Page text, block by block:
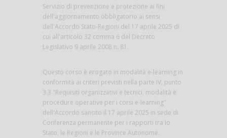
Servizio di prevenzione e protezione ai fini
dell'aggiornamento obbligatorio ai sensi
dell'Accordo Stato-Regioni del 17 aprile 2025 di
cui all'articolo 32 comma 6 del Decreto
Legislativo 9 aprile 2008 n. 81.
Questo corso è erogato in modalità e-learning in
conformità ai criteri previsti nella parte IV, punto
3.3 "Requisiti organizzativi e tecnici, modalità e
procedure operative per i corsi e-learning"
dell'Accordo sancito il 17 aprile 2025 in sede di
Conferenza permanente per i rapporti tra lo
Stato, le Regioni e le Province Autonome.